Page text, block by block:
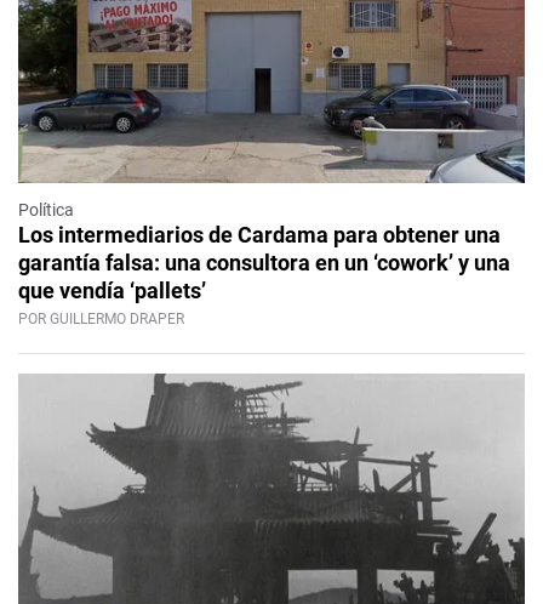
Política
Los intermediarios de Cardama para obtener una
garantía falsa: una consultora en un ‘cowork’ y una
que vendía ‘pallets’
POR GUILLERMO DRAPER